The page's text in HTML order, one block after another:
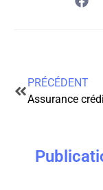
PRÉCÉDENT